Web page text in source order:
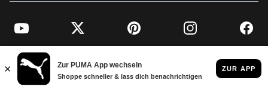
YouTube Twitter Pinterest Instagram
© PUMA EUROPE GMBH, 2026. ALLE RECHTE VORBEHALTEN
IMPRESSUM UND RECHTLICHE HINWEISE